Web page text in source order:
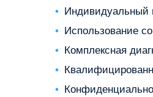
Индивидуальный
Использование
Комплексная